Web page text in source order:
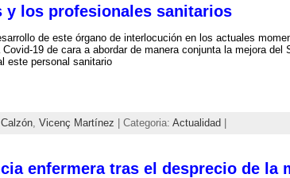
y los profesionales sanitarios
de este órgano de interlocución en los actuales
19 de cara a abordar de manera conjunta la mejora del
este personal sanitario
, Vicenç Martínez | Categoria: Actualidad
enfermera tras el desprecio de la